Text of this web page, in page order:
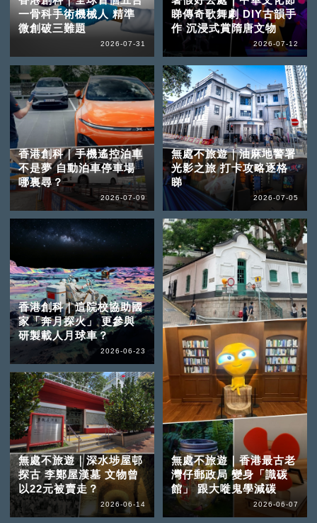
一骨科手術機械人 精準
微創破三難題
2026-07-31
睇傳奇歌舞劇 DIY古韻手
作 沉浸式賞隋唐文物
2026-07-12
香港創科｜手機遙控泊車
不是夢 自動泊車停車場
哪裏尋？
2026-07-09
無處不旅遊｜油麻地警署
光影之旅 打卡攻略逐格
睇
2026-07-05
香港創科｜這院校協助國
家「奔月探火」 更參與
研製載人月球車？
2026-06-23
無處不旅遊｜深水埗屋邨
探古 李鄭屋漢墓 文物曾
以22元被賣走？
2026-06-14
無處不旅遊｜香港最古老
灣仔郵政局 變身「識碳
館」 跟大嘥鬼學減碳
2026-06-07